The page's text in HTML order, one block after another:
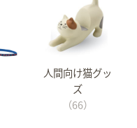
人間向け猫グッ
ズ
（66）